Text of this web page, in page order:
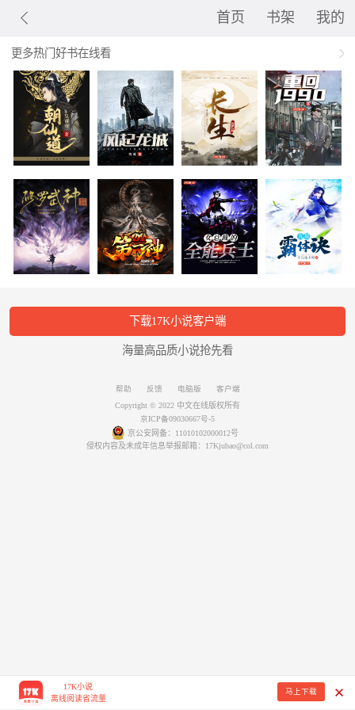
首页 书架 我的
更多热门好书在线看
下载17K小说客户端
海量高品质小说抢先看
帮助 反馈 电脑版
客户端
Copyright © 2022 中文在线版权所有
京ICP备09030667号-5
京公安网备：11010102000012号
侵权内容及未成年信息举报邮箱：17Kjubao@col.com
17K小说
离线阅读省流量
马上下载